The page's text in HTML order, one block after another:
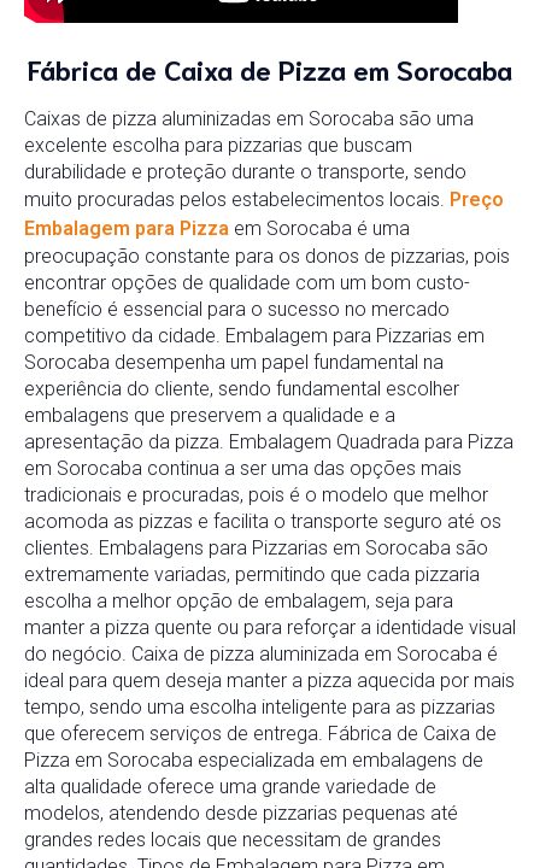
Fábrica de Caixa de Pizza em Sorocaba
Caixas de pizza aluminizadas em Sorocaba são uma
excelente escolha para pizzarias que buscam
durabilidade e proteção durante o transporte, sendo
muito procuradas pelos estabelecimentos locais. Preço
Embalagem para Pizza em Sorocaba é uma
preocupação constante para os donos de pizzarias, pois
encontrar opções de qualidade com um bom custo-
benefício é essencial para o sucesso no mercado
competitivo da cidade. Embalagem para Pizzarias em
Sorocaba desempenha um papel fundamental na
experiência do cliente, sendo fundamental escolher
embalagens que preservem a qualidade e a
apresentação da pizza. Embalagem Quadrada para Pizza
em Sorocaba continua a ser uma das opções mais
tradicionais e procuradas, pois é o modelo que melhor
acomoda as pizzas e facilita o transporte seguro até os
clientes. Embalagens para Pizzarias em Sorocaba são
extremamente variadas, permitindo que cada pizzaria
escolha a melhor opção de embalagem, seja para
manter a pizza quente ou para reforçar a identidade visual
do negócio. Caixa de pizza aluminizada em Sorocaba é
ideal para quem deseja manter a pizza aquecida por mais
tempo, sendo uma escolha inteligente para as pizzarias
que oferecem serviços de entrega. Fábrica de Caixa de
Pizza em Sorocaba especializada em embalagens de
alta qualidade oferece uma grande variedade de
modelos, atendendo desde pizzarias pequenas até
grandes redes locais que necessitam de grandes